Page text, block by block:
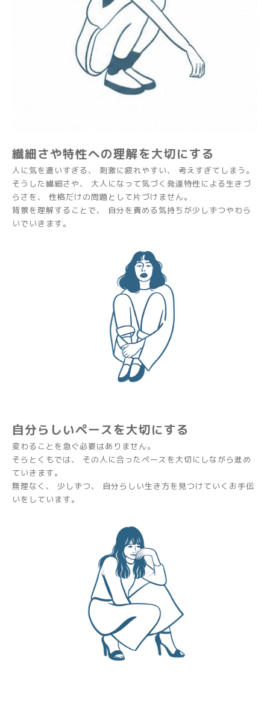
繊細さや特性への理解を大切にする
人に気を遣いすぎる、 刺激に疲れやすい、 考えすぎてしまう。
そうした繊細さや、 大人になって気づく発達特性による生きづ
らさを、 性格だけの問題として片づけません。
背景を理解することで、 自分を責める気持ちが少しずつやわら
いでいきます。
自分らしいペースを大切にする
変わることを急ぐ必要はありません。
そらとくもでは、 その人に合ったペースを大切にしながら進め
ていきます。
無理なく、 少しずつ、 自分らしい生き方を見つけていくお手伝
いをしています。